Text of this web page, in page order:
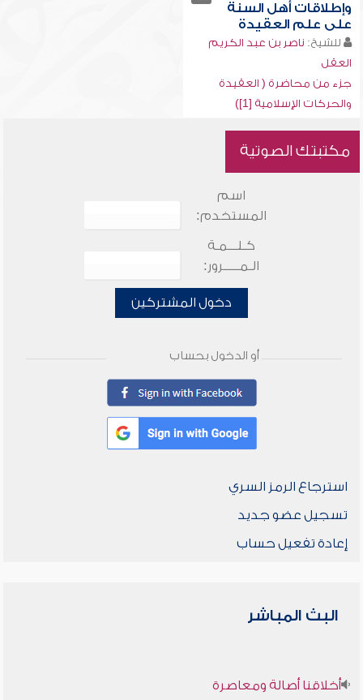
وإطلاقات أهل السنة
على علم العقيدة
للشيخ: ناصر بن عبد الكريم
العقل
جزء من محاضرة ( العقيدة
والحركات الإسلامية [1])
مكتبتك الصوتية
اسم
المستخدم:
كـلـــمـة
الـمـــــرور:
دخول المشتركين
أو الدخول بحساب
استرجاع الرمز السري
تسجيل عضو جديد
إعادة تفعيل حساب
البث المباشر
أخلاقنا أصالة ومعاصرة